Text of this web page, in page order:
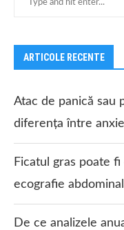
ARTICOLE RECENTE
Atac de panică sau
diferența între
Ficatul gras poate
ecografie
De ce analizele